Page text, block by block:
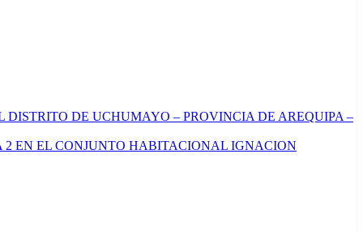
DISTRITO DE UCHUMAYO – PROVINCIA DE AREQUIPA –
EN EL CONJUNTO HABITACIONAL IGNACION